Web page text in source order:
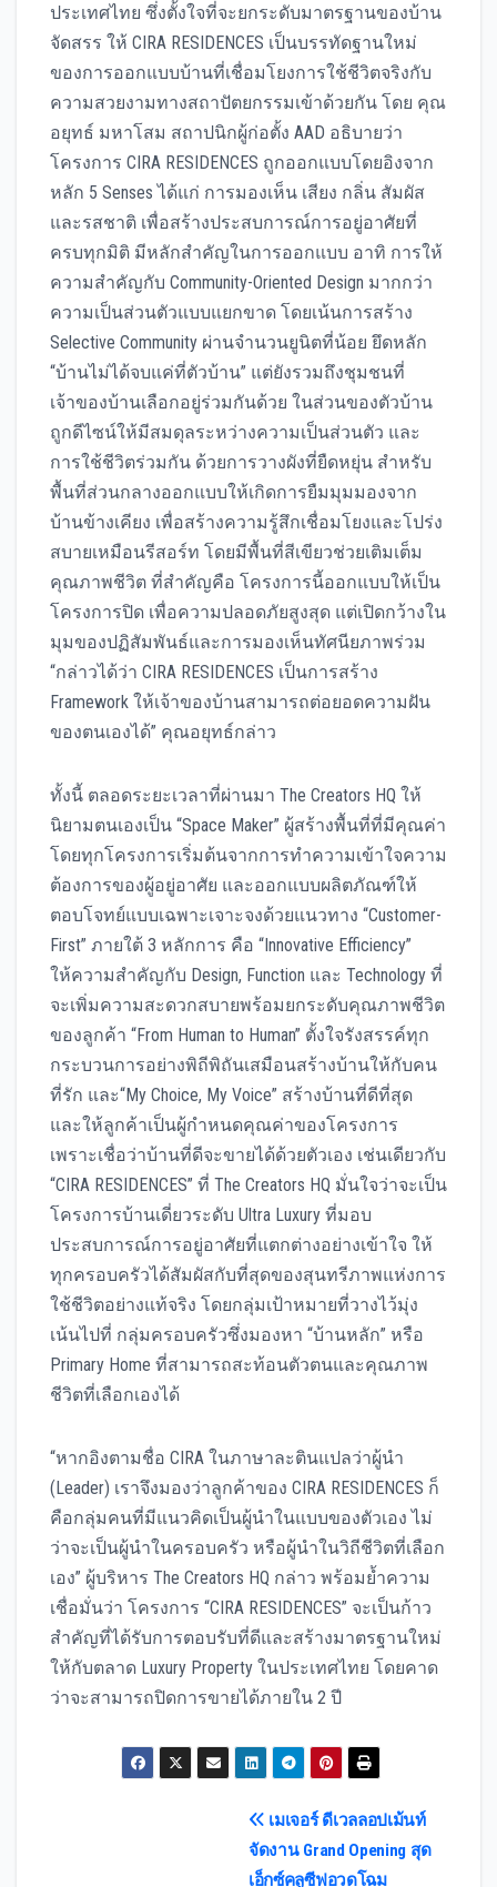
ประเทศไทย ซึ่งตั้งใจที่จะยกระดับมาตรฐานของบ้าน
จัดสรร ให้ CIRA RESIDENCES เป็นบรรทัดฐานใหม่
ของการออกแบบบ้านที่เชื่อมโยงการใช้ชีวิตจริงกับ
ความสวยงามทางสถาปัตยกรรมเข้าด้วยกัน โดย คุณ
อยุทธ์ มหาโสม สถาปนิกผู้ก่อตั้ง AAD อธิบายว่า
โครงการ CIRA RESIDENCES ถูกออกแบบโดยอิงจาก
หลัก 5 Senses ได้แก่ การมองเห็น เสียง กลิ่น สัมผัส
และรสชาติ เพื่อสร้างประสบการณ์การอยู่อาศัยที่
ครบทุกมิติ มีหลักสำคัญในการออกแบบ อาทิ การให้
ความสำคัญกับ Community-Oriented Design มากกว่า
ความเป็นส่วนตัวแบบแยกขาด โดยเน้นการสร้าง
Selective Community ผ่านจำนวนยูนิตที่น้อย ยึดหลัก
“บ้านไม่ได้จบแค่ที่ตัวบ้าน” แต่ยังรวมถึงชุมชนที่
เจ้าของบ้านเลือกอยู่ร่วมกันด้วย ในส่วนของตัวบ้าน
ถูกดีไซน์ให้มีสมดุลระหว่างความเป็นส่วนตัว และ
การใช้ชีวิตร่วมกัน ด้วยการวางผังที่ยืดหยุ่น สำหรับ
พื้นที่ส่วนกลางออกแบบให้เกิดการยืมมุมมองจาก
บ้านข้างเคียง เพื่อสร้างความรู้สึกเชื่อมโยงและโปร่ง
สบายเหมือนรีสอร์ท โดยมีพื้นที่สีเขียวช่วยเติมเต็ม
คุณภาพชีวิต ที่สำคัญคือ โครงการนี้ออกแบบให้เป็น
โครงการปิด เพื่อความปลอดภัยสูงสุด แต่เปิดกว้างใน
มุมของปฏิสัมพันธ์และการมองเห็นทัศนียภาพร่วม
“กล่าวได้ว่า CIRA RESIDENCES เป็นการสร้าง
Framework ให้เจ้าของบ้านสามารถต่อยอดความฝัน
ของตนเองได้” คุณอยุทธ์กล่าว
ทั้งนี้ ตลอดระยะเวลาที่ผ่านมา The Creators HQ ให้
นิยามตนเองเป็น “Space Maker” ผู้สร้างพื้นที่ที่มีคุณค่า
โดยทุกโครงการเริ่มต้นจากการทำความเข้าใจความ
ต้องการของผู้อยู่อาศัย และออกแบบผลิตภัณฑ์ให้
ตอบโจทย์แบบเฉพาะเจาะจงด้วยแนวทาง “Customer-
First” ภายใต้ 3 หลักการ คือ “Innovative Efficiency”
ให้ความสำคัญกับ Design, Function และ Technology ที่
จะเพิ่มความสะดวกสบายพร้อมยกระดับคุณภาพชีวิต
ของลูกค้า “From Human to Human” ตั้งใจรังสรรค์ทุก
กระบวนการอย่างพิถีพิถันเสมือนสร้างบ้านให้กับคน
ที่รัก และ“My Choice, My Voice” สร้างบ้านที่ดีที่สุด
และให้ลูกค้าเป็นผู้กำหนดคุณค่าของโครงการ
เพราะเชื่อว่าบ้านที่ดีจะขายได้ด้วยตัวเอง เช่นเดียวกับ
“CIRA RESIDENCES” ที่ The Creators HQ มั่นใจว่าจะเป็น
โครงการบ้านเดี่ยวระดับ Ultra Luxury ที่มอบ
ประสบการณ์การอยู่อาศัยที่แตกต่างอย่างเข้าใจ ให้
ทุกครอบครัวได้สัมผัสกับที่สุดของสุนทรีภาพแห่งการ
ใช้ชีวิตอย่างแท้จริง โดยกลุ่มเป้าหมายที่วางไว้มุ่ง
เน้นไปที่ กลุ่มครอบครัวซึ่งมองหา “บ้านหลัก” หรือ
Primary Home ที่สามารถสะท้อนตัวตนและคุณภาพ
ชีวิตที่เลือกเองได้
“หากอิงตามชื่อ CIRA ในภาษาละตินแปลว่าผู้นำ
(Leader) เราจึงมองว่าลูกค้าของ CIRA RESIDENCES ก็
คือกลุ่มคนที่มีแนวคิดเป็นผู้นำในแบบของตัวเอง ไม่
ว่าจะเป็นผู้นำในครอบครัว หรือผู้นำในวิถีชีวิตที่เลือก
เอง” ผู้บริหาร The Creators HQ กล่าว พร้อมย้ำความ
เชื่อมั่นว่า โครงการ “CIRA RESIDENCES” จะเป็นก้าว
สำคัญที่ได้รับการตอบรับที่ดีและสร้างมาตรฐานใหม่
ให้กับตลาด Luxury Property ในประเทศไทย โดยคาด
ว่าจะสามารถปิดการขายได้ภายใน 2 ปี
เมเจอร์ ดีเวลลอปเม้นท์
จัดงาน Grand Opening สุด
เอ็กซ์คลูซีฟอวดโฉม